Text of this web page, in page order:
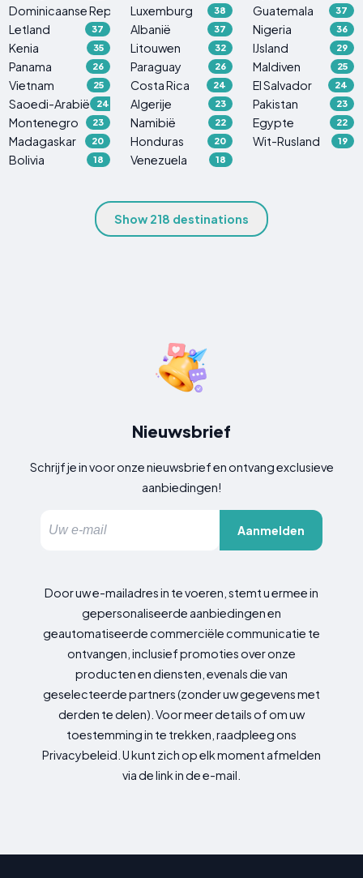
Dominicaanse Republiek 38
Luxemburg 38 Guatemala 37
Letland 37 Albanië 37 Nigeria 36
Kenia 35 Litouwen 32 IJsland 29
Panama 26 Paraguay 26 Maldiven 25
Vietnam 25 Costa Rica 24 El Salvador 24
Saoedi-Arabië 24 Algerije 23 Pakistan 23
Montenegro 23 Namibië 22 Egypte 22
Madagaskar 20 Honduras 20 Wit-Rusland 19
Bolivia 18 Venezuela 18
Show 218 destinations
Nieuwsbrief
Schrijf je in voor onze nieuwsbrief en ontvang exclusieve
aanbiedingen!
Aanmelden
Door uw e-mailadres in te voeren, stemt u ermee in
gepersonaliseerde aanbiedingen en
geautomatiseerde commerciële communicatie te
ontvangen, inclusief promoties over onze
producten en diensten, evenals die van
geselecteerde partners (zonder uw gegevens met
derden te delen). Voor meer details of om uw
toestemming in te trekken, raadpleeg ons
Privacybeleid. U kunt zich op elk moment afmelden
via de link in de e-mail.